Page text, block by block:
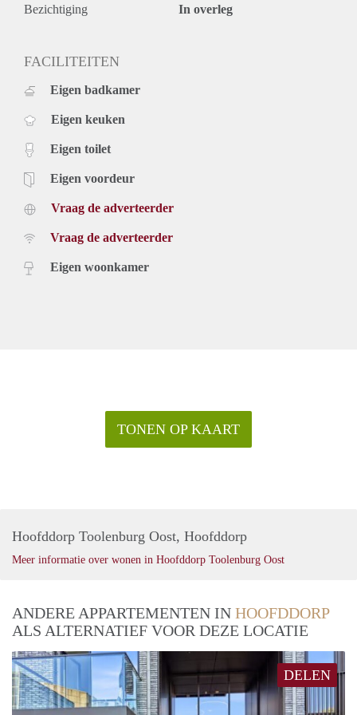
Huurprijs is exclusief €120,- servicekosten (servicekosten
gas/elektra, tv/internet en gebruikerslasten;
Bezichtiging In overleg
FACILITEITEN
Eigen badkamer
Eigen keuken
Eigen toilet
Eigen voordeur
Vraag de adverteerder
Vraag de adverteerder
Eigen woonkamer
TONEN OP KAART
Hoofddorp Toolenburg Oost, Hoofddorp
Meer informatie over wonen in Hoofddorp Toolenburg Oost
ANDERE APPARTEMENTEN IN HOOFDDORP
ALS ALTERNATIEF VOOR DEZE LOCATIE
DELEN